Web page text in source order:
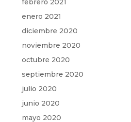
febrero 2021
enero 2021
diciembre 2020
noviembre 2020
octubre 2020
septiembre 2020
julio 2020
junio 2020
mayo 2020